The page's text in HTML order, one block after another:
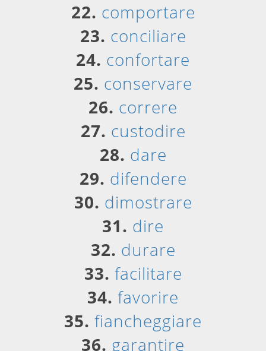
22. comportare
23. conciliare
24. confortare
25. conservare
26. correre
27. custodire
28. dare
29. difendere
30. dimostrare
31. dire
32. durare
33. facilitare
34. favorire
35. fiancheggiare
36. garantire